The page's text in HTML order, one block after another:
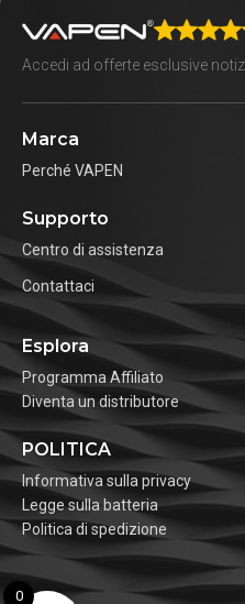
Marca
Perché VAPEN
Supporto
Centro di assistenza
Contattaci
Esplora
Programma Affiliato
Diventa un distributore
POLITICA
Informativa sulla privacy
Legge sulla batteria
Politica di spedizione
0